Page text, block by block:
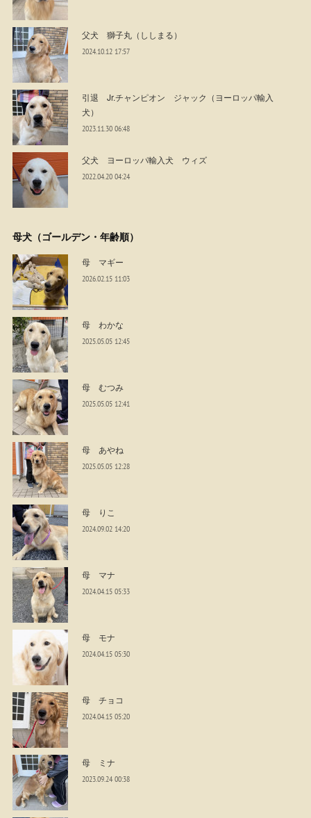
父犬 獅子丸（ししまる）
2024.10.12 17:57
引退 Jr.チャンピオン ジャック（ヨーロッパ輸入
犬）
2023.11.30 06:48
父犬 ヨーロッパ輸入犬 ウィズ
2022.04.20 04:24
母犬（ゴールデン・年齢順）
母 マギー
2026.02.15 11:03
母 わかな
2025.05.05 12:45
母 むつみ
2025.05.05 12:41
母 あやね
2025.05.05 12:28
母 りこ
2024.09.02 14:20
母 マナ
2024.04.15 05:33
母 モナ
2024.04.15 05:30
母 チョコ
2024.04.15 05:20
母 ミナ
2023.09.24 00:38